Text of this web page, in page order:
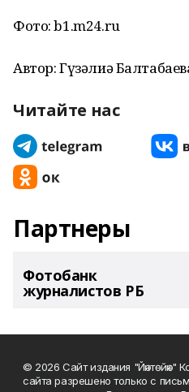
Фото: b1.m24.ru
Автор: Гүзәлиә
Читайте нас
Партнеры
Фотобанк
журналистов РБ
© 2026 Сайт издания "Йәнтөйәк"
сайта разрешено только с